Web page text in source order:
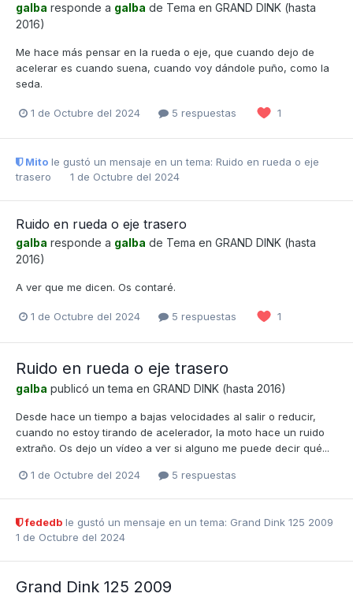
galba responde a galba de Tema en GRAND DINK (hasta
2016)
Me hace más pensar en la rueda o eje, que cuando dejo de
acelerar es cuando suena, cuando voy dándole puño, como la
seda.
1 de Octubre del 2024 5 respuestas 1
Mito le gustó un mensaje en un tema: Ruido en rueda o eje
trasero
1 de Octubre del 2024
Ruido en rueda o eje trasero
galba responde a galba de Tema en GRAND DINK (hasta
2016)
A ver que me dicen. Os contaré.
1 de Octubre del 2024 5 respuestas 1
Ruido en rueda o eje trasero
galba publicó un tema en GRAND DINK (hasta 2016)
Desde hace un tiempo a bajas velocidades al salir o reducir,
cuando no estoy tirando de acelerador, la moto hace un ruido
extraño. Os dejo un vídeo a ver si alguno me puede decir qué...
1 de Octubre del 2024 5 respuestas
fededb le gustó un mensaje en un tema: Grand Dink 125 2009
1 de Octubre del 2024
Grand Dink 125 2009